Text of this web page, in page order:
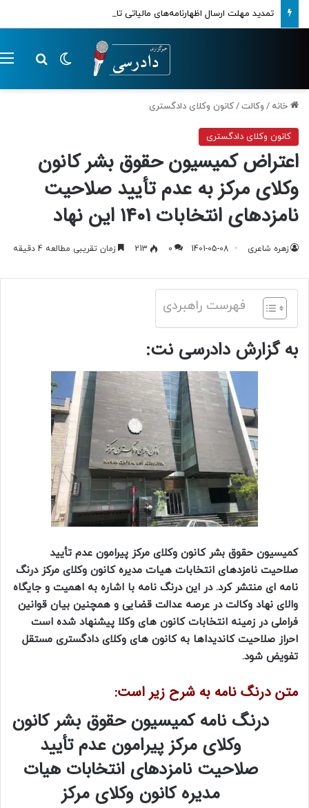
تمدید مهلت ارسال اظهارنامه‌های مالیاتی تا پایان تابستان 1405
تغییر پوسته
خانه / وکالت /کانون وکلای دادگستری
کانون وکلای دادگستری
اعتراض کمیسیون حقوق بشر کانون
وکلای مرکز به عدم تأیید صلاحیت
نامزدهای انتخابات 1401 این نهاد
زهره شاعری 1401-05-08
0
213 زمان تقریبی مطالعه 4 دقیقه
فهرست راهبردی
به گزارش دادرسی نت:
کمیسیون حقوق بشر کانون وکلای مرکز پیرامون عدم تأیید
صلاحیت نامزدهای انتخابات هیات مدیره کانون وکلای مرکز درنگ
نامه ای منتشر کرد. در این درنگ نامه با اشاره به اهمیت و جایگاه
والای نهاد وکالت در عرصه عدالت قضایی و همچنین بیان قوانین
فراملی در زمینه انتخابات کانون های وکلا پیشنهاد شده است
احراز صلاحیت کاندیداها به کانون های وکلای دادگستری مستقل
تفویض شود.
متن درنگ نامه به شرح زیر است:
درنگ نامه کمیسیون حقوق بشر کانون
وکلای مرکز پیرامون عدم تأیید
صلاحیت نامزدهای انتخابات هیات
مدیره کانون وکلای مرکز